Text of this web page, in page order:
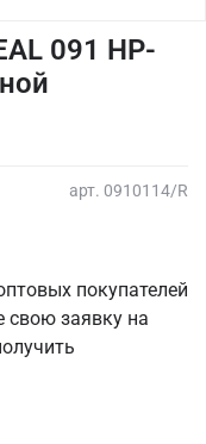
арт. 0910114/R
091 НР-
покупателей
свою заявку на